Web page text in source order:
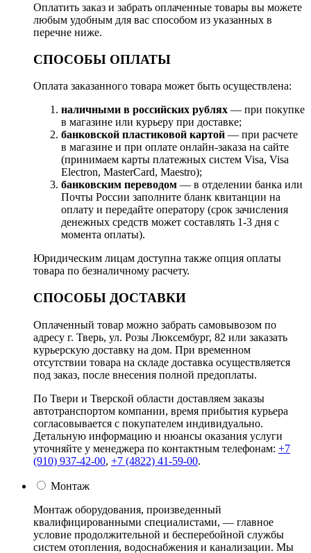
Оплатить заказ и забрать оплаченные товары вы можете
любым удобным для вас способом из указанных в
перечне ниже.
СПОСОБЫ ОПЛАТЫ
Оплата заказанного товара может быть осуществлена:
наличными в российских рублях — при покупке
в магазине или курьеру при доставке;
банковской пластиковой картой — при расчете
в магазине и при оплате онлайн-заказа на сайте
(принимаем карты платежных систем Visa, Visa
Electron, MasterCard, Maestro);
банковским переводом — в отделении банка или
Почты России заполните бланк квитанции на
оплату и передайте оператору (срок зачисления
денежных средств может составлять 1-3 дня с
момента оплаты).
Юридическим лицам доступна также опция оплаты
товара по безналичному расчету.
СПОСОБЫ ДОСТАВКИ
Оплаченный товар можно забрать самовывозом по
адресу г. Тверь, ул. Розы Люксембург, 82 или заказать
курьерскую доставку на дом. При временном
отсутствии товара на складе доставка осуществляется
под заказ, после внесения полной предоплаты.
По Твери и Тверской области доставляем заказы
автотранспортом компании, время прибытия курьера
согласовывается с покупателем индивидуально.
Детальную информацию и нюансы оказания услуги
уточняйте у менеджера по контактным телефонам: +7
(910) 937-42-00, +7 (4822) 41-59-00.
Монтаж
Монтаж оборудования, произведенный
квалифицированными специалистами, — главное
условие продолжительной и бесперебойной службы
систем отопления, водоснабжения и канализации. Мы